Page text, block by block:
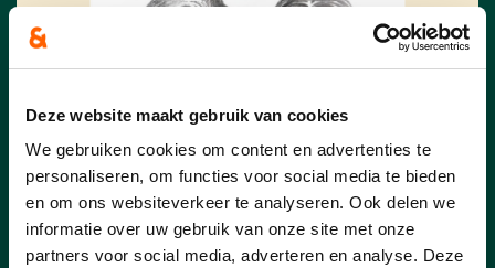
Deze website maakt gebruik van cookies
We gebruiken cookies om content en advertenties te
personaliseren, om functies voor social media te bieden
en om ons websiteverkeer te analyseren. Ook delen we
informatie over uw gebruik van onze site met onze
partners voor social media, adverteren en analyse. Deze
07/02/24